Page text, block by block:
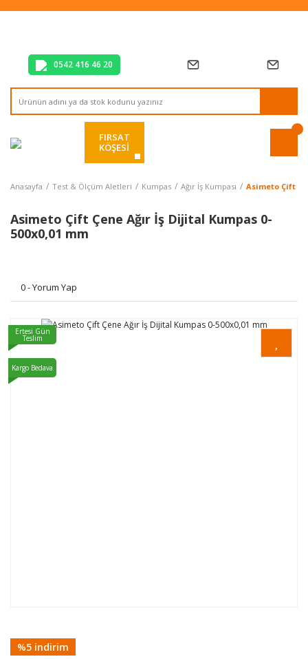
Tüm Alışverişlerde Vade Farksız 2 Taksit!
0542 416 46 20
FIRSAT
KÖŞESİ
Anasayfa Test & Ölçüm Aletleri Kumpas Ağır İş Kumpası Asimeto Çift
Asimeto Çift Çene Ağır İş Dijital Kumpas 0-
500x0,01 mm
0 - Yorum Yap
Ertesi Gün
Teslim
Kargo Bedava
%5 indirim